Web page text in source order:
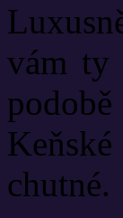
vám ty
chutné.